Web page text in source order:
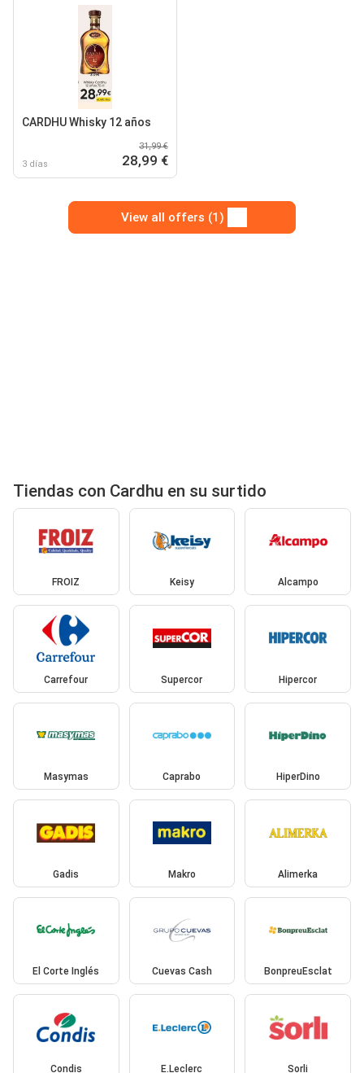
CARDHU Whisky 12 años
3 días
31,99 €
28,99 €
View all offers (1)
Tiendas con Cardhu en su surtido
FROIZ Keisy Alcampo
Carrefour Supercor Hipercor
Masymas Caprabo HiperDino
Gadis Makro Alimerka
El Corte Inglés Cuevas Cash BonpreuEsclat
Condis E.Leclerc Sorli